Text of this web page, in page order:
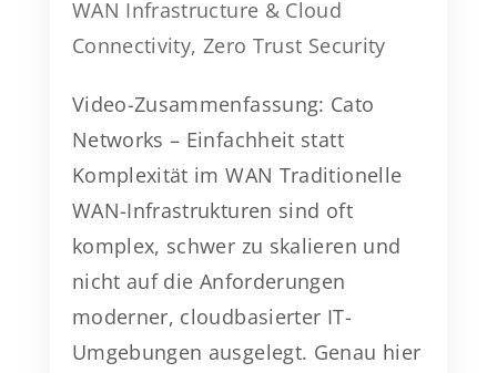
WAN Infrastructure & Cloud
Connectivity, Zero Trust Security
Video-Zusammenfassung: Cato
Networks – Einfachheit statt
Komplexität im WAN Traditionelle
WAN-Infrastrukturen sind oft
komplex, schwer zu skalieren und
nicht auf die Anforderungen
moderner, cloudbasierter IT-
Umgebungen ausgelegt. Genau hier